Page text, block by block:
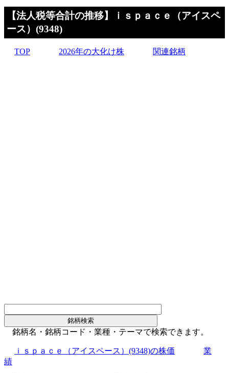
【法人税等合計の推移】ｉｓｐａｃｅ（アイスペ
ース）(9348)
TOP 2026年の大化け株 関連銘柄
銘柄名・銘柄コード・業種・テーマで検索できます。
ｉｓｐａｃｅ（アイスペース）(9348)の株価
業
績